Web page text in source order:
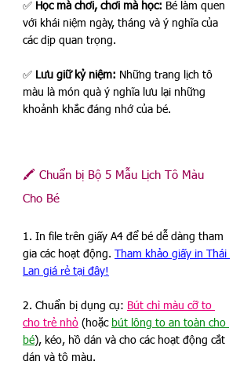
✅ Học mà chơi, chơi mà học: Bé làm quen
với khái niệm ngày, tháng và ý nghĩa của
các dịp quan trọng.
✅ Lưu giữ kỷ niệm: Những trang lịch tô
màu là món quà ý nghĩa lưu lại những
khoảnh khắc đáng nhớ của bé.
🖍️ Chuẩn bị Bộ 5 Mẫu Lịch Tô Màu
Cho Bé
1. In file trên giấy A4 để bé dễ dàng tham
gia các hoạt động.
Tham khảo giấy in Thái
Lan giá rẻ tại đây!
2. Chuẩn bị dụng cụ: Bút chì màu cỡ to
cho trẻ nhỏ (hoặc bút lông to an toàn cho
bé), kéo, hồ dán và cho các hoạt động cắt
dán và tô màu.